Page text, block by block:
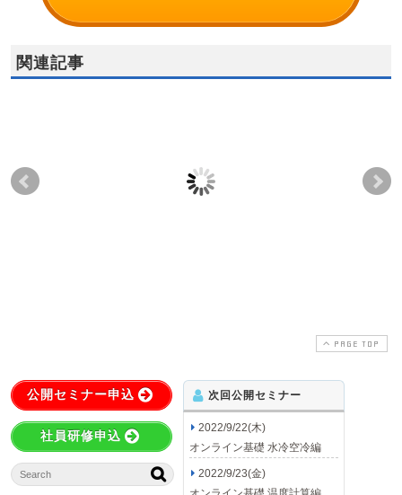
関連記事
PAGE TOP
公開セミナー申込
社員研修申込
次回公開セミナー
2022/9/22(木)
オンライン基礎 水冷空冷編
2022/9/23(金)